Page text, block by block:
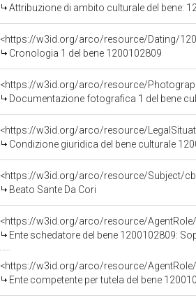
Attribuzione di ambito culturale del bene:
<https://w3id.org/arco/resource/Dating/
Cronologia 1 del bene 1200102809
<https://w3id.org/arco/resource/
Documentazione fotografica 1 del bene
<https://w3id.org/arco/resource/
Condizione giuridica del bene culturale
<https://w3id.org/arco/resource/Subject/
Beato Sante Da Cori
<https://w3id.org/arco/resource/
Ente schedatore del bene 1200102809:
<https://w3id.org/arco/resource/
Ente competente per tutela del bene